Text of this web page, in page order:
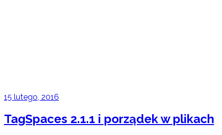
15 lutego, 2016
TagSpaces 2.1.1 i porządek w plikach